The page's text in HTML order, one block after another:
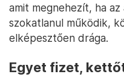
amit megnehezít, ha
szokatlanul működik,
elképesztően drága.
Egyet fizet,